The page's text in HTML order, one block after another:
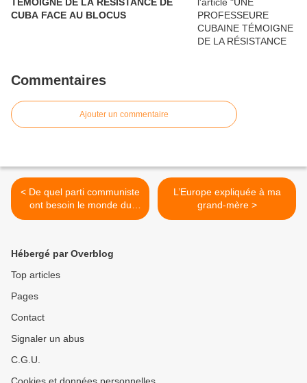
CUBA FACE AU BLOCUS
Commentaires
Ajouter un commentaire
< De quel parti communiste
ont besoin le monde du
travail et le peuple de
samedi 4 décembre 2010
L’Europe expliquée à ma
grand-mère >
Hébergé par Overblog
Top articles
Pages
Contact
Signaler un abus
C.G.U.